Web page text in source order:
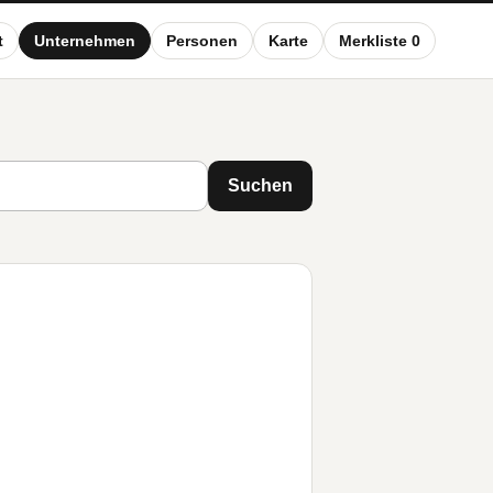
Unternehmen Personen Karte Merkliste 0
Suchen